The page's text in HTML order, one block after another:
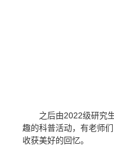
之后由2022级研究
趣的科普活动，有老师
收获美好的回忆。